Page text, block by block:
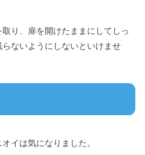
り、扉を開けたままにしてしっ
ないようにしないといけませ
イは気になりました。